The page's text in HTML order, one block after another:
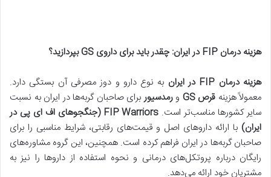
هزینه درمان در ایران: چقدر باید برای داروی
بپردازید؟
هزینه درمان
در ایران به نوع دارو و دوز مصرفی آن بستگی دارد.
معمولاً هزینه قرص GS ورمدسیور برای صاحبان گربه‌ها در ایران به نسبت
سایر کشورها مناسب‌تر است.
FIP Warriors (جنگجوهای اف ای پی در
ایران) با ارائه داروهای اصل و قیمت‌های رقابتی، شرایط مناسبی را برای
صاحبان گربه‌ها در ایران فراهم کرده است. همچنین، این گروه مشاوره‌های
رایگان درباره پروتکل‌های درمانی و نحوه استفاده از داروها را نیز به
مشتریان خود ارائه می‌دهد.